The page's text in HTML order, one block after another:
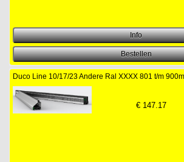
Duco Line 10/17/23 Andere Ral XXXX 801 t/m
€ 147.17